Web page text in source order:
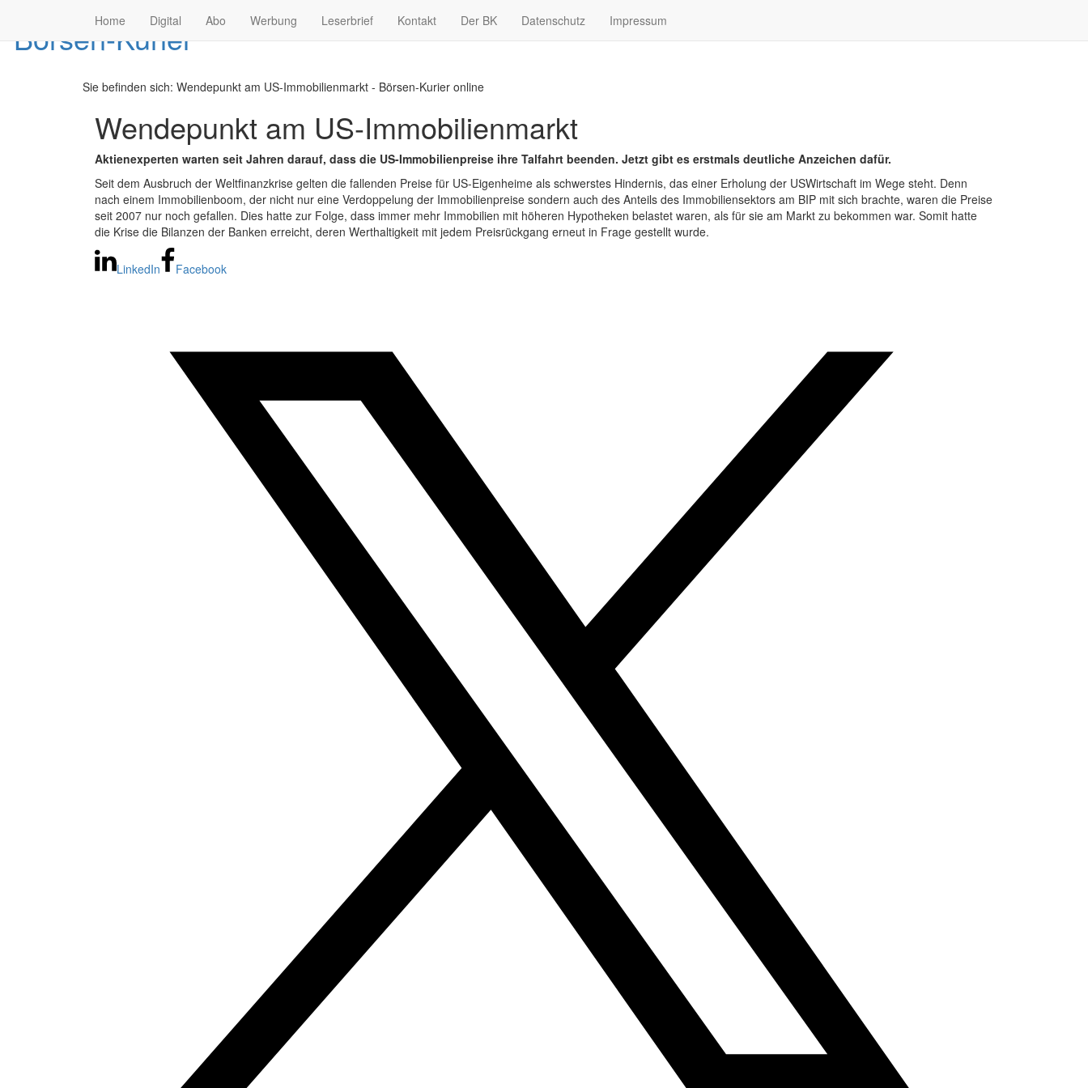
Home Digital Abo Werbung Leserbrief Kontakt Der BK Datenschutz Impressum
Sie befinden sich: Wendepunkt am US-Immobilienmarkt - Börsen-Kurier online
Wendepunkt am US-Immobilienmarkt
Aktienexperten warten seit Jahren darauf, dass die US-Immobilienpreise ihre Talfahrt beenden. Jetzt gibt es erstmals deutliche Anzeichen dafür.
Seit dem Ausbruch der Weltfinanzkrise gelten die fallenden Preise für US-Eigenheime als schwerstes Hindernis, das einer Erholung der USWirtschaft im Wege steht. Denn
nach einem Immobilienboom, der nicht nur eine Verdoppelung der Immobilienpreise sondern auch des Anteils des Immobiliensektors am BIP mit sich brachte, waren die Preise
seit 2007 nur noch gefallen. Dies hatte zur Folge, dass immer mehr Immobilien mit höheren Hypotheken belastet waren, als für sie am Markt zu bekommen war. Somit hatte
die Krise die Bilanzen der Banken erreicht, deren Werthaltigkeit mit jedem Preisrückgang erneut in Frage gestellt wurde.
LinkedIn Facebook